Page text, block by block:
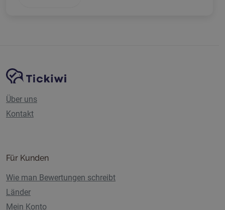
Website-Navigation
Tickiwi-Plattform
Über uns
Kontakt
Für Kunden
Wie man Bewertungen schreibt
Länder
Mein Konto